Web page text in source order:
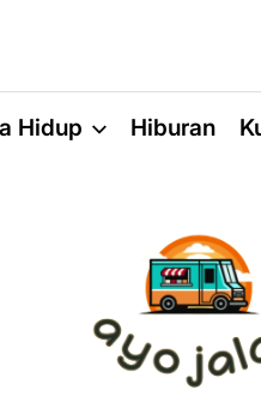
Hidup Hiburan